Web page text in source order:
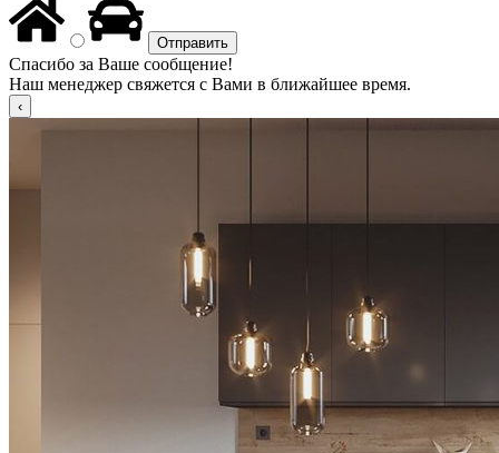
Спасибо за Ваше сообщение!
Наш менеджер свяжется с Вами в ближайшее время.